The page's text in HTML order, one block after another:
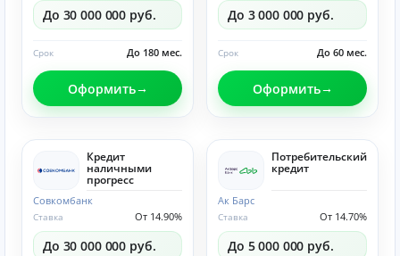
До 30 000 000 руб.
До 180 мес.
Срок
Оформить
До 3 000 000 руб.
До 60 мес.
Срок
Оформить
Кредит
наличными
прогресс
Совкомбанк
От 14.90%
Ставка
До 30 000 000 руб.
Потребительский
кредит
Ак Барс
От 14.70%
Ставка
До 5 000 000 руб.